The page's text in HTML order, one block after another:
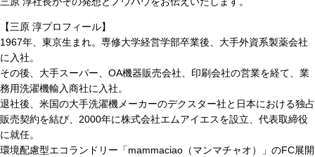
【三原 淳プロフィール】
1967年、東京生まれ。専修大学経営学部卒業後、大手外資系製薬会社
に入社。
その後、大手スーパー、OA機器販売会社、印刷会社の営業を経て、業
務用洗濯機輸入商社に入社。
退社後、米国の大手洗濯機メーカーのデクスター社と日本における独占
販売契約を結び、2000年に株式会社エムアイエスを設立、代表取締役
に就任。
環境配慮型エコランドリー「mammaciao（マンマチャオ）」のFC展開